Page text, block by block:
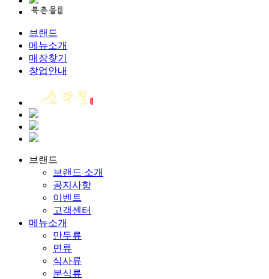
브랜드
메뉴소개
매장찾기
창업안내
브랜드
브랜드 소개
공지사항
이벤트
고객센터
메뉴소개
만두류
면류
식사류
분식류